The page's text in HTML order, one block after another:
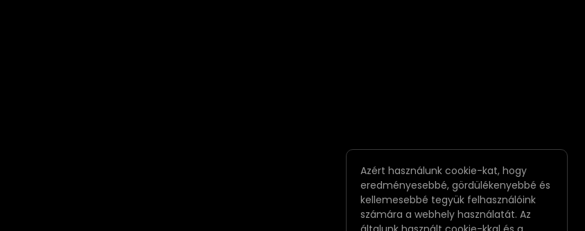
Azért használunk cookie-kat, hogy
eredményesebbé, gördülékenyebbé és
kellemesebbé tegyük felhasználóink
számára a webhely használatát. Az